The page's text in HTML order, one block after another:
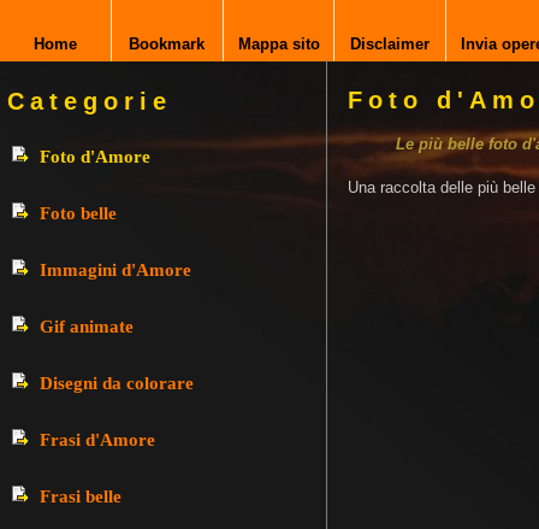
Home Bookmark Mappa sito Disclaimer Invia
Categorie
Foto d'Amore
Foto belle
Immagini d'Amore
Gif animate
Disegni da colorare
Frasi d'Amore
Frasi belle
Foto
Le più belle foto
Una raccolta delle più